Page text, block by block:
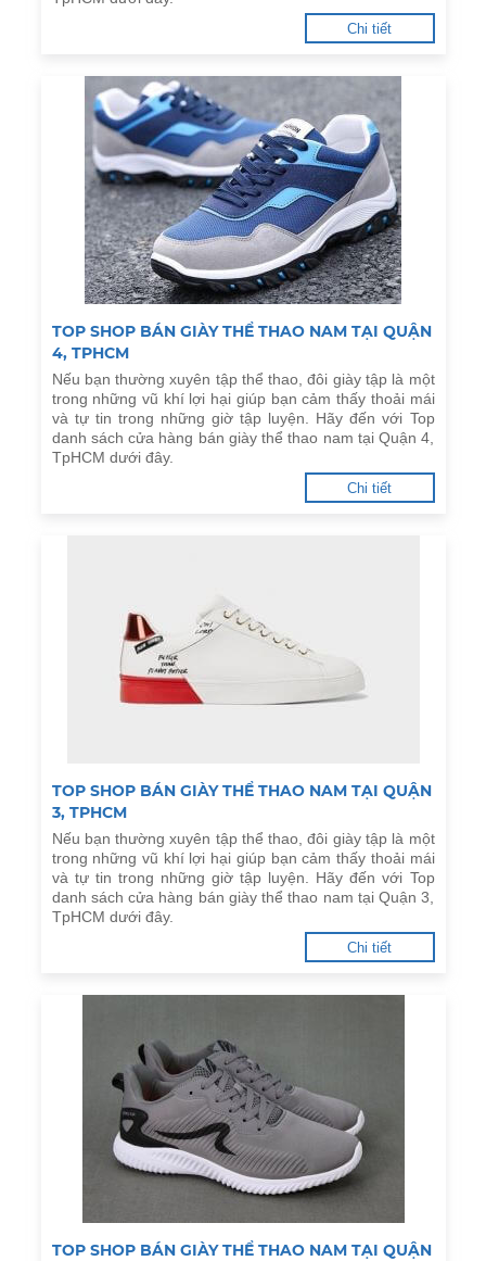
Chi tiết
TOP SHOP BÁN GIÀY THỂ THAO NAM TẠI QUẬN
4, TPHCM
Nếu bạn thường xuyên tập thể thao, đôi giày tập là một
trong những vũ khí lợi hại giúp bạn cảm thấy thoải mái
và tự tin trong những giờ tập luyện. Hãy đến với Top
danh sách cửa hàng bán giày thể thao nam tại Quận 4,
TpHCM dưới đây.
Chi tiết
TOP SHOP BÁN GIÀY THỂ THAO NAM TẠI QUẬN
3, TPHCM
Nếu bạn thường xuyên tập thể thao, đôi giày tập là một
trong những vũ khí lợi hại giúp bạn cảm thấy thoải mái
và tự tin trong những giờ tập luyện. Hãy đến với Top
danh sách cửa hàng bán giày thể thao nam tại Quận 3,
TpHCM dưới đây.
Chi tiết
TOP SHOP BÁN GIÀY THỂ THAO NAM TẠI QUẬN